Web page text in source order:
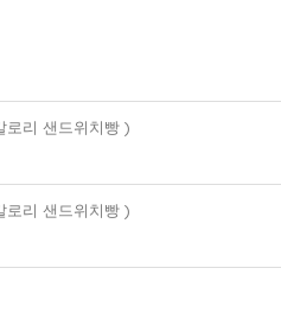
로리 샌드위치빵 )
로리 샌드위치빵 )